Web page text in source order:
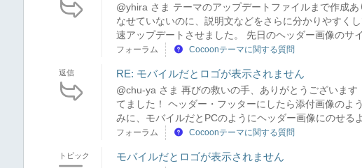
@yhira さま テーマのアップデートファイルまで作成
なせていないのに、説明文などをさらに分かりやすく
速アップデートさせました。 先日のヘッダー画像のサ
フォーラム Cocoonテーマに関する質問
返信 RE: モバイルだとロゴが表示されません
@chu-ya さま 再びの救いの手、ありがとうございま
てました！ ヘッダー・フッターにしたら添付画像のよ
みに、モバイルだとPCのようにヘッダー画像にのせる
フォーラム Cocoonテーマに関する質問
トピック モバイルだとロゴが表示されません